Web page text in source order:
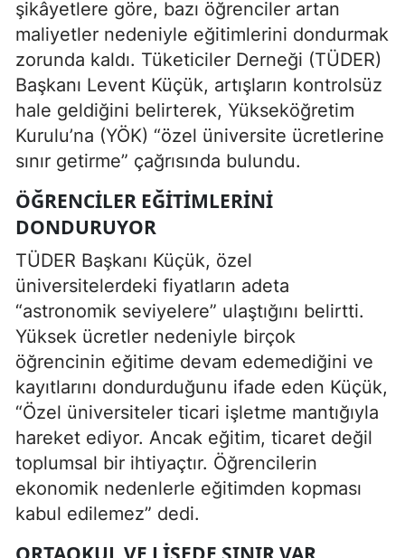
şikâyetlere göre, bazı öğrenciler artan
maliyetler nedeniyle eğitimlerini dondurmak
zorunda kaldı. Tüketiciler Derneği (TÜDER)
Başkanı Levent Küçük, artışların kontrolsüz
hale geldiğini belirterek, Yükseköğretim
Kurulu’na (YÖK) “özel üniversite ücretlerine
sınır getirme” çağrısında bulundu.
ÖĞRENCILER EĞITIMLERINI
DONDURUYOR
TÜDER Başkanı Küçük, özel
üniversitelerdeki fiyatların adeta
“astronomik seviyelere” ulaştığını belirtti.
Yüksek ücretler nedeniyle birçok
öğrencinin eğitime devam edemediğini ve
kayıtlarını dondurduğunu ifade eden Küçük,
“Özel üniversiteler ticari işletme mantığıyla
hareket ediyor. Ancak eğitim, ticaret değil
toplumsal bir ihtiyaçtır. Öğrencilerin
ekonomik nedenlerle eğitimden kopması
kabul edilemez” dedi.